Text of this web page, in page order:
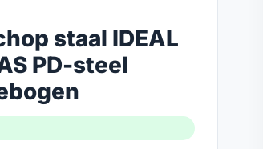
staal IDEAL
PD-steel